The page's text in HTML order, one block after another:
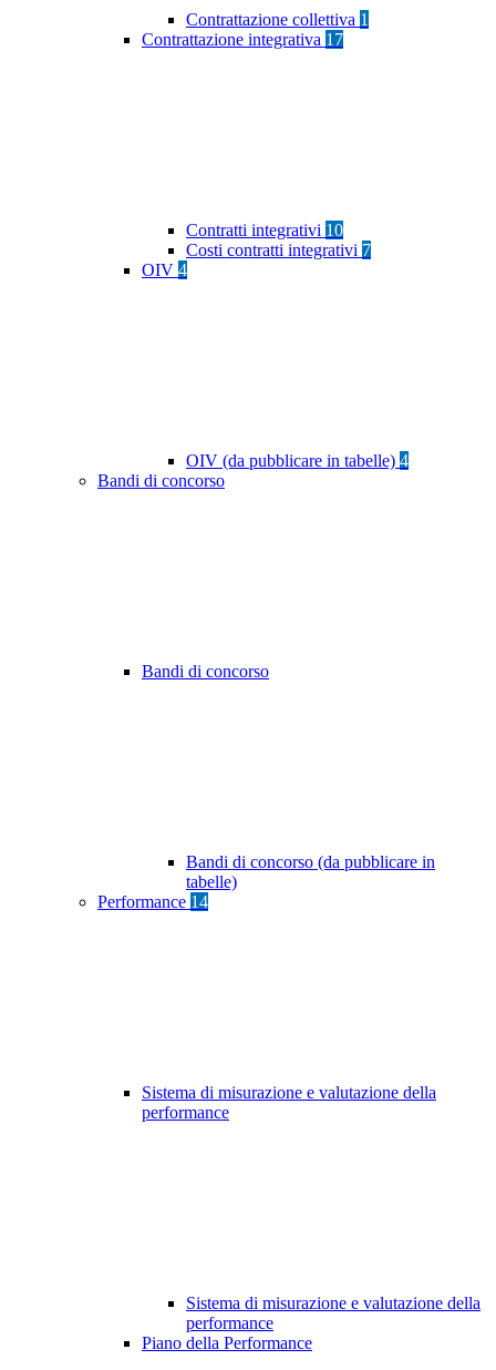
Contrattazione collettiva 1
Contrattazione integrativa 17
Contratti integrativi 10
Costi contratti integrativi 7
OIV 4
OIV (da pubblicare in tabelle) 4
Bandi di concorso
Bandi di concorso
Bandi di concorso (da pubblicare in
tabelle)
Performance 14
Sistema di misurazione e valutazione della
performance
Sistema di misurazione e valutazione della
performance
Piano della Performance